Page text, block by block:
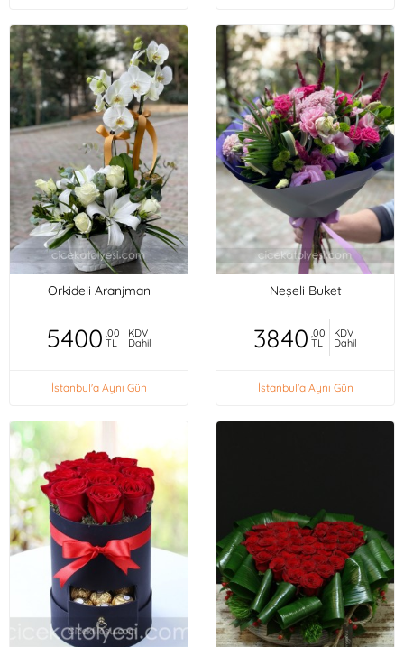
Orkideli Aranjman
5400 ,00
TL
KDV
Dahil
İstanbul'a Aynı Gün
Neşeli Buket
3840 ,00
TL
KDV
Dahil
İstanbul'a Aynı Gün